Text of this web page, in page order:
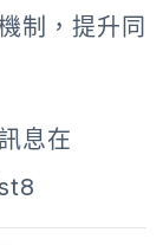
制，提升同
息在